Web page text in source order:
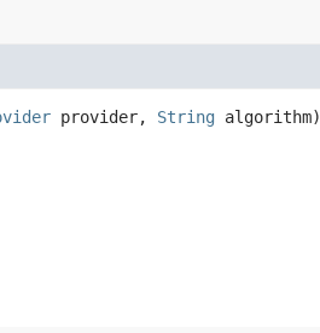
provider, String algorithm)